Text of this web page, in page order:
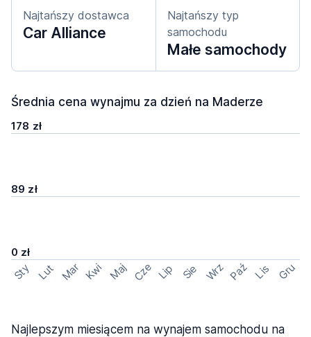
Najtańszy dostawca
Car Alliance
Najtańszy typ
samochodu
Małe samochody
Średnia cena wynajmu za dzień na Maderze
178 zł
89 zł
0 zł
Sty Lut Mar Kwi Maj Cze Lip Sie Wrz Paź Lis Gru
Najlepszym miesiącem na wynajem samochodu na